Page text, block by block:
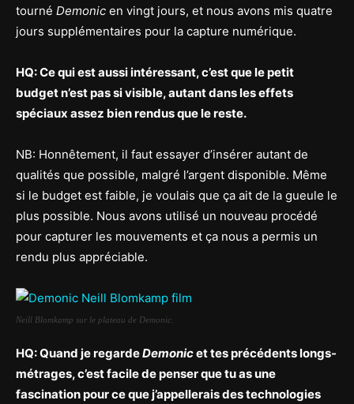
tourné Demonic en vingt jours, et nous avons mis quatre
jours supplémentaires pour la capture numérique.
HQ: Ce qui est aussi intéressant, c’est que le petit
budget n’est pas si visible, autant dans les effets
spéciaux assez bien rendus que le reste.
NB: Honnêtement, il faut essayer d’insérer autant de
qualités que possible, malgré l’argent disponible. Même
si le budget est faible, je voulais que ça ait de la gueule le
plus possible. Nous avons utilisé un nouveau procédé
pour capturer les mouvements et ça nous a permis un
rendu plus appréciable.
Neill Blomkamp sur le plateau de Demonic.
HQ: Quand je regardeDemonicet tes précédents longs-
métrages, c’est facile de penser que tu as une
fascination pour ce que j’appellerais des technologies